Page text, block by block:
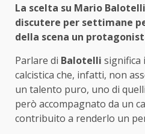
La scelta su Mario
discutere per settimane
della scena un
Parlare di Balotelli significa
calcistica che, infatti, non
un talento puro, uno di
però accompagnato da un
contribuito a renderlo un